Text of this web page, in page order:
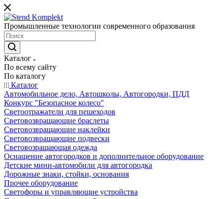
Промышленные технологии современного образования
Каталог
По всему сайту
По каталогу
Каталог
Автомобильное дело, Автошколы, Автогородки, ПДД
Конкурс "Безопасное колесо"
Светоотражатели для пешеходов
Световозвращающие браслеты
Световозвращающие наклейки
Световозвращающие подвески
Световозращающая одежда
Оснащение автогородков и дополнительное оборудование
Детские мини-автомобили для автогородка
Дорожные знаки, стойки, основания
Прочее оборудование
Светофоры и управляющие устройства